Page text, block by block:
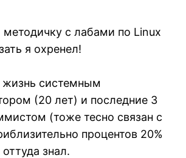
с лабами по Linux
я охренел!
жизнь системным
(20 лет) и последние 3
(тоже тесно связан с
процентов 20%
знал.